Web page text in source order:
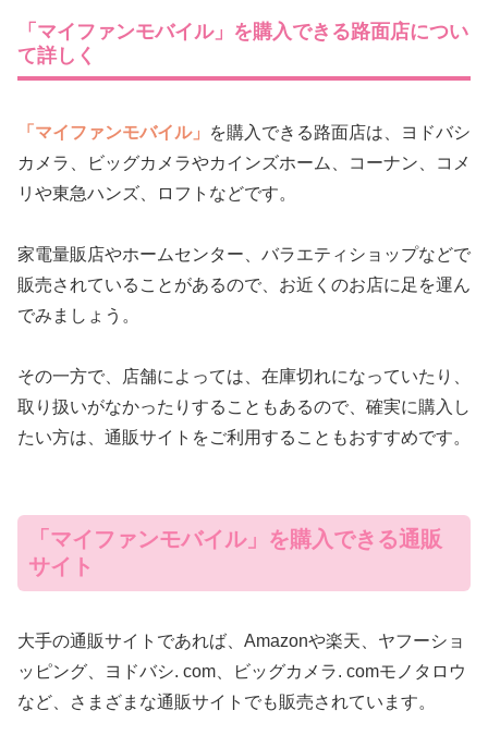
「マイファンモバイル」を購入できる路面店につい
て詳しく
「マイファンモバイル」
を購入できる路面店は、ヨドバシ
カメラ、ビッグカメラやカインズホーム、コーナン、コメ
リや東急ハンズ、ロフトなどです。
家電量販店やホームセンター、バラエティショップなどで
販売されていることがあるので、お近くのお店に足を運ん
でみましょう。
その一方で、店舗によっては、在庫切れになっていたり、
取り扱いがなかったりすることもあるので、確実に購入し
たい方は、通販サイトをご利用することもおすすめです。
「マイファンモバイル」を購入できる通販
サイト
大手の通販サイトであれば、Amazonや楽天、ヤフーショ
ッピング、ヨドバシ. com、ビッグカメラ. comモノタロウ
など、さまざまな通販サイトでも販売されています。